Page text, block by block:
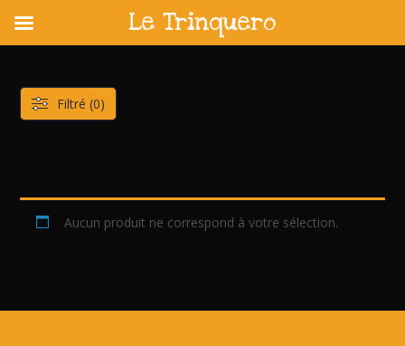
content
Aucun produit ne correspond à votre sélection.
Filtré (0)
Le Trinquero